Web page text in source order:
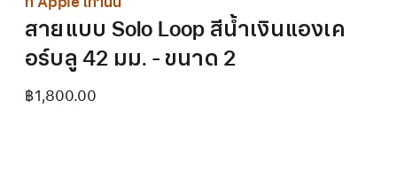
สายแบบ Solo Loop สีน้ำเงินแองเค
อร์บลู 42 มม. - ขนาด 2
฿1,800.00